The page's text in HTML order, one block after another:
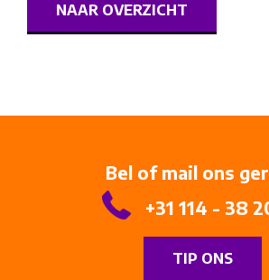
NAAR OVERZICHT
Bel of mail ons
+31 114 - 38
TIP ONS